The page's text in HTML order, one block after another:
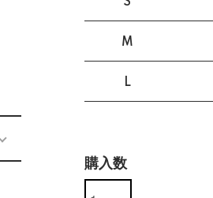
M
L
購入数